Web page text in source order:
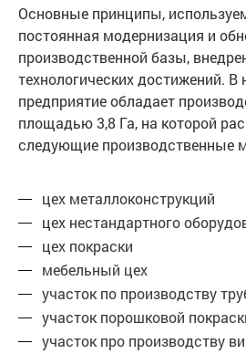
Основные принципы,
постоянная модернизация и
производственной базы,
технологических достижений.
предприятие обладает
площадью 3,8 Га, на которой
следующие производственные
цех металлоконструкций
цех нестандартного
цех покраски
мебельный цех
участок по производству
участок порошковой
участок про производству